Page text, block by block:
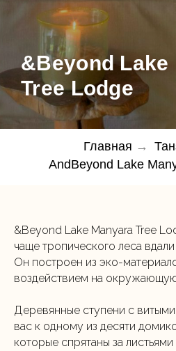
&Beyond Lake
Tree Lodge
Главная →
AndBeyond Lake
&Beyond Lake Manyara Tree
чаще тропического леса
Он построен из эко-
воздействием на
Деревянные ступени с
вас к одному из десяти
которые спрятаны за